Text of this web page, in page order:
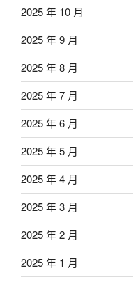
2025 年 10 月
2025 年 9 月
2025 年 8 月
2025 年 7 月
2025 年 6 月
2025 年 5 月
2025 年 4 月
2025 年 3 月
2025 年 2 月
2025 年 1 月